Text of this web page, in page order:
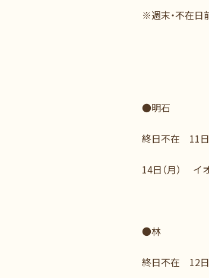
※週末・不在日
●明石
終日不在 11日（
14日（月） イ
●林
終日不在 12日（